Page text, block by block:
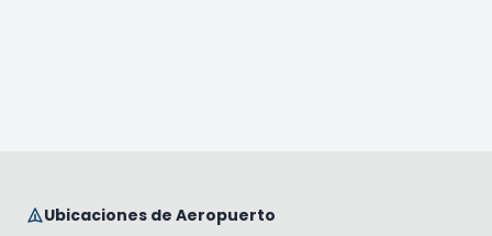
Ubicaciones de Aeropuerto